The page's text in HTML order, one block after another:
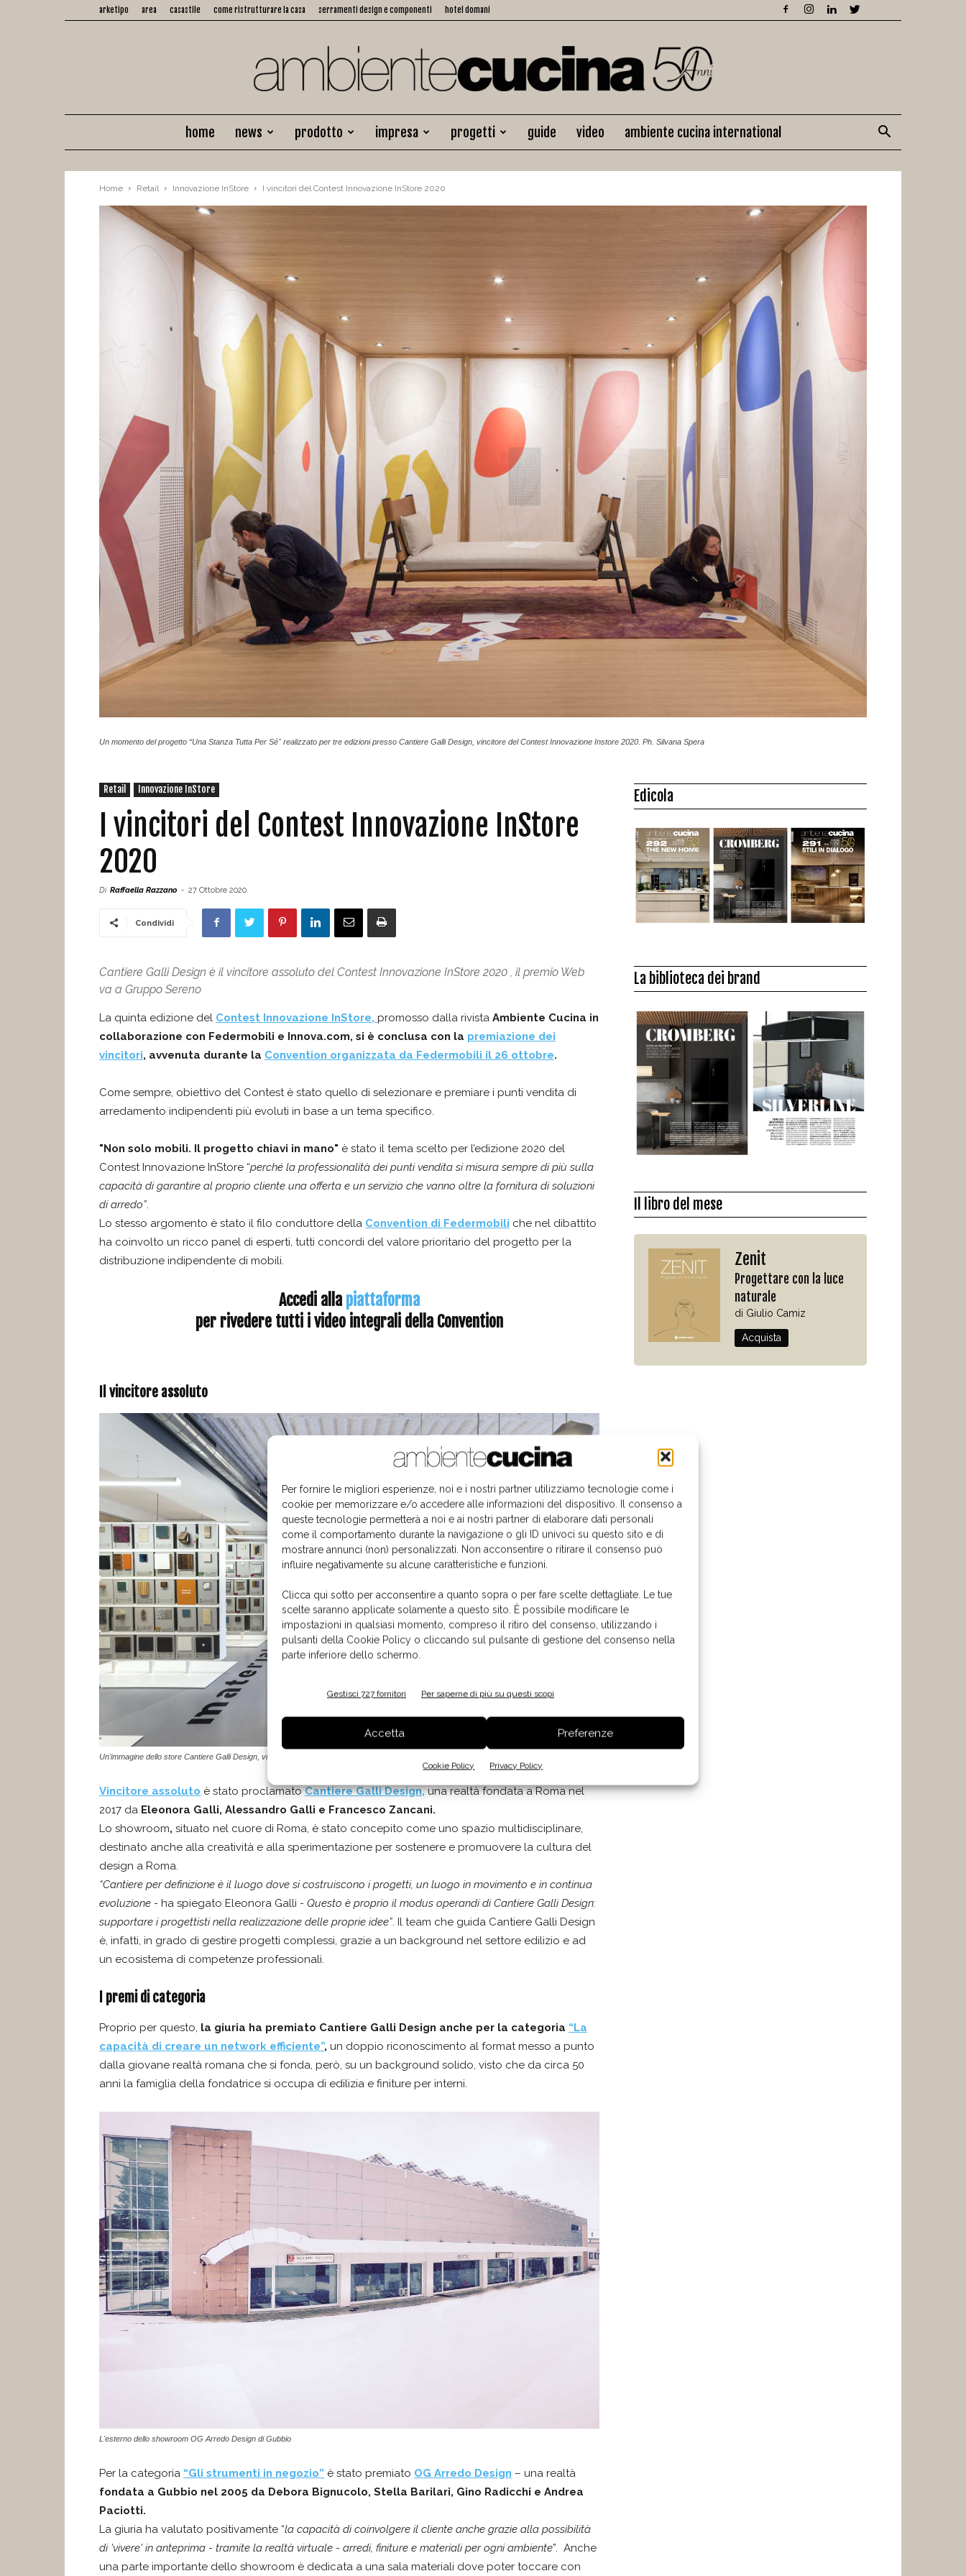
Per fornire le migliori esperienze, noi e i nostri partner utilizziamo tecnologie come i
cookie per memorizzare e/o accedere alle informazioni del dispositivo. Il consenso a
queste tecnologie permetterà a noi e ai nostri partner di elaborare dati personali
come il comportamento durante la navigazione o gli ID univoci su questo sito e di
mostrare annunci (non) personalizzati. Non acconsentire o ritirare il consenso può
influire negativamente su alcune caratteristiche e funzioni.
Clicca qui sotto per acconsentire a quanto sopra o per fare scelte dettagliate. Le tue
scelte saranno applicate solamente a questo sito. È possibile modificare le
impostazioni in qualsiasi momento, compreso il ritiro del consenso, utilizzando i
pulsanti della Cookie Policy o cliccando sul pulsante di gestione del consenso nella
parte inferiore dello schermo.
Gestisci 727 fornitori Per saperne di più su questi scopi
Accetta Preferenze
Cookie Policy Privacy Policy
arketipo area casastile come ristrutturare la casa serramenti design e componenti hotel domani
Ambiente
home news prodotto impresa progetti guide video ambiente cucina international
Home Retail Innovazione InStore I vincitori del Contest Innovazione InStore 2020
Un momento del progetto “Una Stanza Tutta Per Sé" realizzato per tre edizioni presso Cantiere Galli Design, vincitore del Contest Innovazione Instore 2020. Ph. Silvana Spera
Retail Innovazione InStore
I vincitori del Contest Innovazione InStore
2020
Di Raffaella Razzano - 27 Ottobre 2020
Condividi
Cantiere Galli Design è il vincitore assoluto del Contest Innovazione InStore 2020 , il premio Web
va a Gruppo Sereno
La quinta edizione del Contest Innovazione InStore, promosso dalla rivista Ambiente Cucina in
collaborazione con Federmobili e Innova.com, si è conclusa con la premiazione dei
vincitori, avvenuta durante la Convention organizzata da Federmobili il 26 ottobre.
Come sempre, obiettivo del Contest è stato quello di selezionare e premiare i punti vendita di
arredamento indipendenti più evoluti in base a un tema specifico.
"Non solo mobili. Il progetto chiavi in mano" è stato il tema scelto per l’edizione 2020 del
Contest Innovazione InStore “perché la professionalità dei punti vendita si misura sempre di più sulla
capacità di garantire al proprio cliente una offerta e un servizio che vanno oltre la fornitura di soluzioni
di arredo”.
Lo stesso argomento è stato il filo conduttore della Convention di Federmobili che nel dibattito
ha coinvolto un ricco panel di esperti, tutti concordi del valore prioritario del progetto per la
distribuzione indipendente di mobili.
Accedi alla piattaforma
per rivedere tutti i video integrali della Convention
Il vincitore assoluto
Un'immagine dello store Cantiere Galli Design, vincitore assoluto del Contest Innovazione InStore 2020
Vincitore assoluto è stato proclamatoCantiere Galli Design,una realtà fondata a Roma nel
2017 da Eleonora Galli, Alessandro Galli e Francesco Zancani.
Lo showroom, situato nel cuore di Roma, è stato concepito come uno spazio multidisciplinare,
destinato anche alla creatività e alla sperimentazione per sostenere e promuovere la cultura del
design a Roma.
“Cantiere per definizione è il luogo dove si costruiscono i progetti, un luogo in movimento e in continua
evoluzione - ha spiegato Eleonora Galli - Questo è proprio il modus operandi di Cantiere Galli Design:
supportare i progettisti nella realizzazione delle proprie idee”. Il team che guida Cantiere Galli Design
è, infatti, in grado di gestire progetti complessi, grazie a un background nel settore edilizio e ad
un ecosistema di competenze professionali.
I premi di categoria
Proprio per questo, la giuria ha premiato Cantiere Galli Design anche per la categoria “La
capacità di creare un network efficiente”, un doppio riconoscimento al format messo a punto
dalla giovane realtà romana che si fonda, però, su un background solido, visto che da circa 50
anni la famiglia della fondatrice si occupa di edilizia e finiture per interni.
L'esterno dello showroom OG Arredo Design di Gubbio
Per la categoria “Gli strumenti in negozio” è stato premiato OG Arredo Design – una realtà
fondata a Gubbio nel 2005 da Debora Bignucolo, Stella Barilari, Gino Radicchi e Andrea
Paciotti.
La giuria ha valutato positivamente “la capacità di coinvolgere il cliente anche grazie alla possibilità
di 'vivere' in anteprima - tramite la realtà virtuale - arredi, finiture e materiali per ogni ambiente”. Anche
una parte importante dello showroom è dedicata a una sala materiali dove poter toccare con
Edicola
La biblioteca dei brand
Il libro del mese
Zenit
Progettare con la luce
naturale
di Giulio Camiz
Acquista